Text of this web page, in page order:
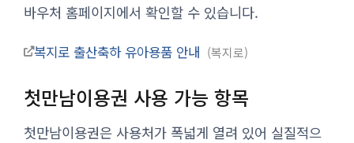
바우처 홈페이지에서 확인할 수 있습니다.
복지로 출산축하 유아용품 안내 복지로
첫만남이용권 사용 가능 항목
첫만남이용권은 사용처가 폭넓게 열려 있어 실질적으